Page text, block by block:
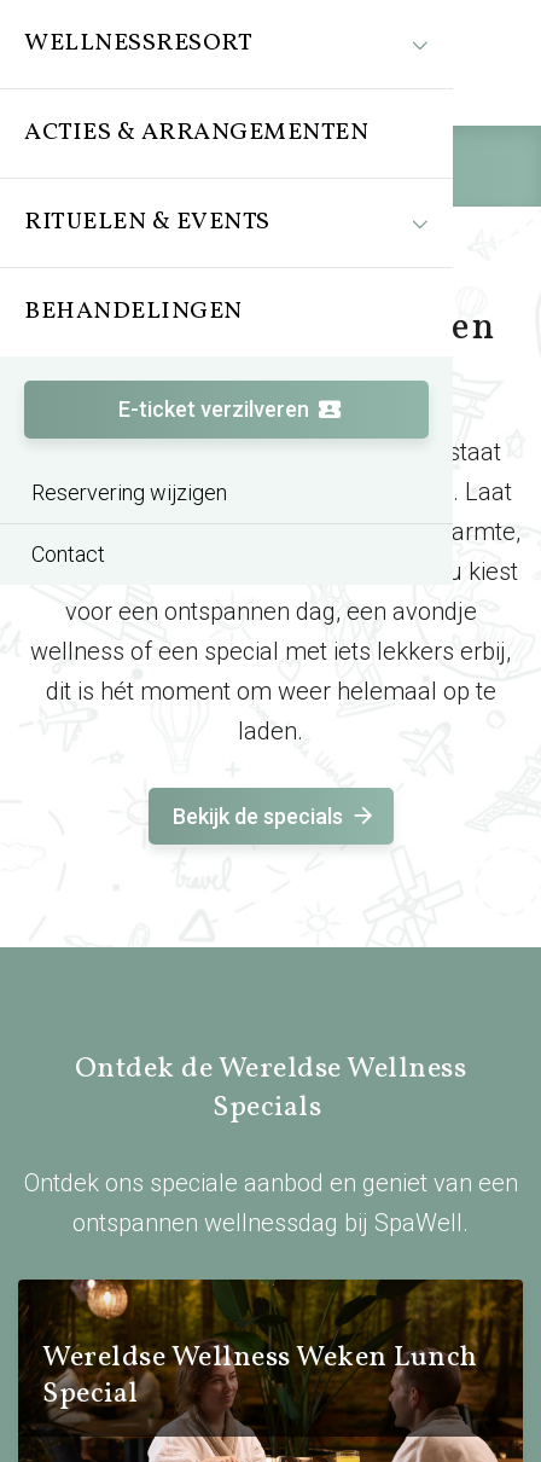
WELLNESSRESORT
ACTIES & ARRANGEMENTEN
RITUELEN & EVENTS
BEHANDELINGEN
E-ticket verzilveren
Reservering wijzigen
Contact
Wereldse Wellness Weken
Tijdens de Wereldse Wellness Weken staat
jouw moment van ontspanning centraal. Laat
de drukte even achter je en geniet van warmte,
rust en fijne wellnessmomenten. Of je nu kiest
voor een ontspannen dag, een avondje
wellness of een special met iets lekkers erbij,
dit is hét moment om weer helemaal op te
laden.
Bekijk de specials
Ontdek de Wereldse Wellness
Specials
Ontdek ons speciale aanbod en geniet van een
ontspannen wellnessdag bij SpaWell.
Wereldse Wellness Weken Lunch
Special